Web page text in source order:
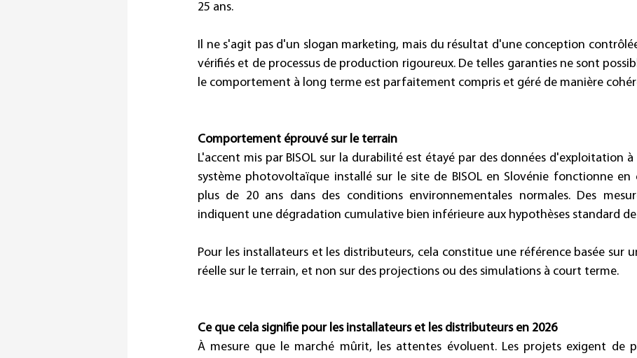
25 ans.
Il ne s'agit pas d'un slogan marketing, mais du résultat d'une conception
vérifiés et de processus de production rigoureux. De telles garanties ne sont
le comportement à long terme est parfaitement compris et géré de manière
Comportement éprouvé sur le terrain
L'accent mis par BISOL sur la durabilité est étayé par des données d'exploitation
système photovoltaïque installé sur le site de BISOL en Slovénie fonctionne en
plus de 20 ans dans des conditions environnementales normales. Des
indiquent une dégradation cumulative bien inférieure aux hypothèses standard
Pour les installateurs et les distributeurs, cela constitue une référence basée sur
réelle sur le terrain, et non sur des projections ou des simulations à court terme.
Ce que cela signifie pour les installateurs et les distributeurs en 2026
À mesure que le marché mûrit, les attentes évoluent. Les projets exigent de